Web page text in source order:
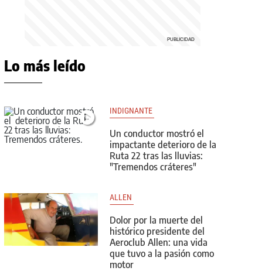
Lo más leído
INDIGNANTE
Un conductor mostró el
impactante deterioro de la
Ruta 22 tras las lluvias:
"Tremendos cráteres"
ALLEN
Dolor por la muerte del
histórico presidente del
Aeroclub Allen: una vida
que tuvo a la pasión como
motor